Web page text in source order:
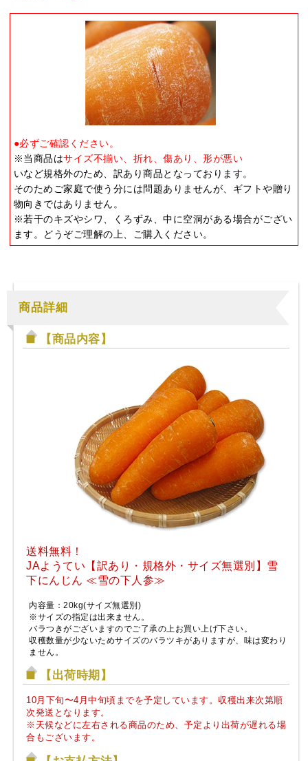
●必ずご確認ください。
※当商品はサイズ不揃い、折れ、傷あり、形が悪い
いなど規格外のため、訳あり商品となっております。
そのためご家庭で使う分には問題ありませんが、ギフトや贈り
物向きではありません。
※若干のキズやシワ、くろずみ、中に空洞がある場合がござい
ます。どうぞご理解の上、ご購入ください。
商品詳細
【商品内容】
送料無料！
JAようてい【訳あり・規格外・サイズ無選別】雪
下にんじん ≪雪の下人参≫
内容量：20kg(サイズ無選別)
※サイズの指定は出来ません。
バラつきがございますのでご了承の上お買い上げ下さい。
収穫数量が少ないためサイズのバラツキがありますが、味は変わり
ません。
【出荷時期】
10月下旬〜4月中旬頃までを予定しています。収穫出来次第順
次発送となります。
※天候などに左右される商品のため、予定より出荷が遅れる場
合もございます。